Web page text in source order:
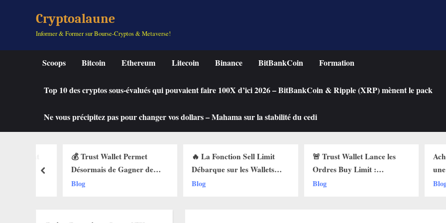
Cryptoalaune
Informer & Former sur Bourse-Cryptos & Metaverse!
Scoops Bitcoin Ethereum Litecoin Binance BitBankCoin Formation
Top 10 des cryptos sous-évalués qui pouvaient faire 100X d’ici 2026 – BitBankCoin & Ripple (XRP) mènent le pack
Ne vous précipitez pas pour changer vos dollars – Mahama sur la stabilité du cedi
💰 Trust Wallet Permet
Désormais de Gagner de
l’Argent Sans Trader ? Les
🔥 La Fonction Sell Limit
Débarque sur les Wallets
Web3 : Voici Pourquoi Ça
🚨 Trust Wallet Lance les
Ordres Buy Limit :
Comment Acheter vos
une
Chute
prev